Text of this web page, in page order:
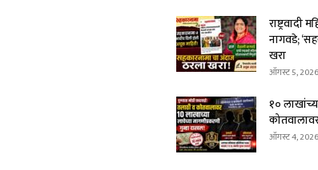
राष्ट्रवादी
नागवडे;
खरा
ऑगस्ट 5, 2026
१०
ऑगस्ट 4, 2026